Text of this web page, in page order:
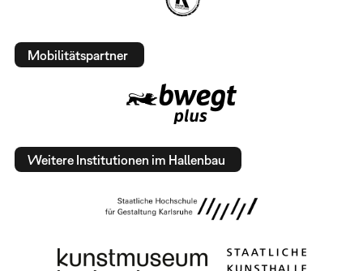
Mobilitätspartner
Weitere Institutionen im Hallenbau